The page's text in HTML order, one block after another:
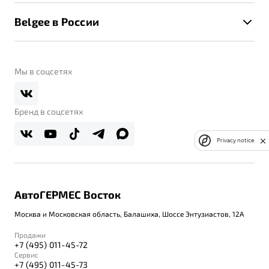
Помощь на дорогах
Belgee Линк
Реферальная программа
Контакты
Belgee в России
О дилерском центре
Правовая информация
Мы в соцсетях
Бренд в соцсетях
АвтоГЕРМЕС Восток
Москва и Московская область, Балашиха, Шоссе Энтузиастов, 12А
Продажи
+7 (495) 011-45-72
Сервис
+7 (495) 011-45-73
Privacy notice